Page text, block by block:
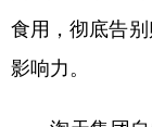
食用，彻底告
影响力。